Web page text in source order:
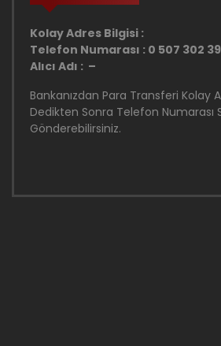
Kolay Adres Bilgisi :
Telefon Numarası : 0 507 302 39
Alıcı Adı : –
Bankanızdan Para Transferi Kolay
Dedikten Sonra Telefon Numarası
Gönderebilirsiniz.